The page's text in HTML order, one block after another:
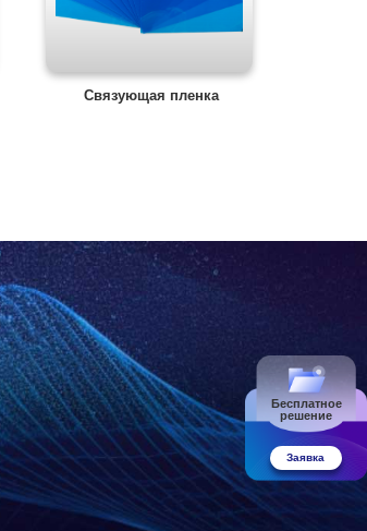
Связующая пленка
Бесплатное
решение
Заявка